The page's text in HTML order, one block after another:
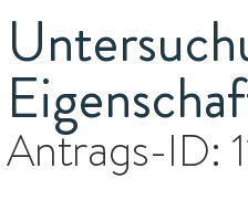
Antrags-ID: